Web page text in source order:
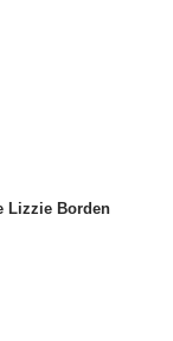
Lizzie Borden